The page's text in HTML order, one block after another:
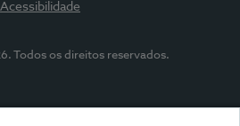
Acessibilidade
Todos os direitos reservados.